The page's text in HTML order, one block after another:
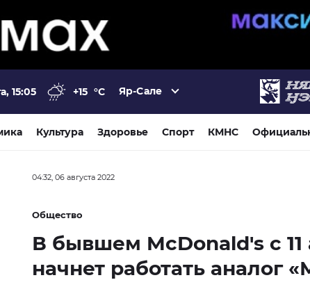
15:05 +15 °C Яр-Сале
Культура Здоровье Спорт КМНС
04:32, 06 августа 2022
Общество
В бывшем McDonald's с 11
начнет работать аналог